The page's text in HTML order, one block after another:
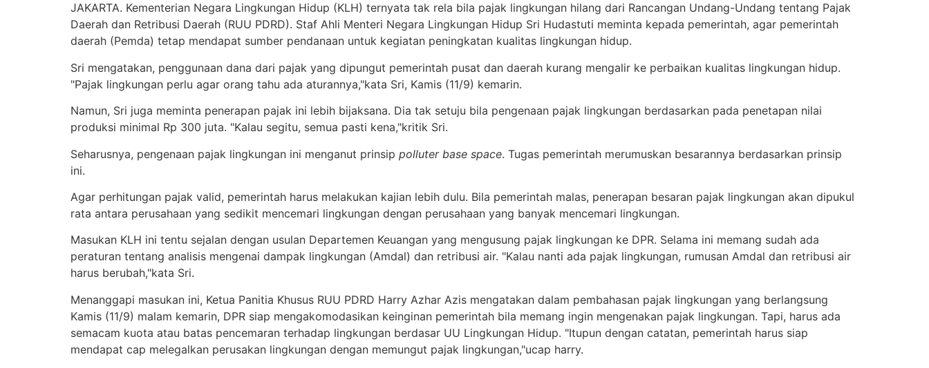
JAKARTA. Kementerian Negara Lingkungan Hidup (KLH) ternyata tak rela bila pajak lingkungan hilang dari Rancangan Undang-Undang tentang Pajak
Daerah dan Retribusi Daerah (RUU PDRD). Staf Ahli Menteri Negara Lingkungan Hidup Sri Hudastuti meminta kepada pemerintah, agar pemerintah
daerah (Pemda) tetap mendapat sumber pendanaan untuk kegiatan peningkatan kualitas lingkungan hidup.
Sri mengatakan, penggunaan dana dari pajak yang dipungut pemerintah pusat dan daerah kurang mengalir ke perbaikan kualitas lingkungan hidup.
"Pajak lingkungan perlu agar orang tahu ada aturannya,"kata Sri, Kamis (11/9) kemarin.
Namun, Sri juga meminta penerapan pajak ini lebih bijaksana. Dia tak setuju bila pengenaan pajak lingkungan berdasarkan pada penetapan nilai
produksi minimal Rp 300 juta. "Kalau segitu, semua pasti kena,"kritik Sri.
Seharusnya, pengenaan pajak lingkungan ini menganut prinsip polluter base space. Tugas pemerintah merumuskan besarannya berdasarkan prinsip
ini.
Agar perhitungan pajak valid, pemerintah harus melakukan kajian lebih dulu. Bila pemerintah malas, penerapan besaran pajak lingkungan akan dipukul
rata antara perusahaan yang sedikit mencemari lingkungan dengan perusahaan yang banyak mencemari lingkungan.
Masukan KLH ini tentu sejalan dengan usulan Departemen Keuangan yang mengusung pajak lingkungan ke DPR. Selama ini memang sudah ada
peraturan tentang analisis mengenai dampak lingkungan (Amdal) dan retribusi air. "Kalau nanti ada pajak lingkungan, rumusan Amdal dan retribusi air
harus berubah,"kata Sri.
Menanggapi masukan ini, Ketua Panitia Khusus RUU PDRD Harry Azhar Azis mengatakan dalam pembahasan pajak lingkungan yang berlangsung
Kamis (11/9) malam kemarin, DPR siap mengakomodasikan keinginan pemerintah bila memang ingin mengenakan pajak lingkungan. Tapi, harus ada
semacam kuota atau batas pencemaran terhadap lingkungan berdasar UU Lingkungan Hidup. "Itupun dengan catatan, pemerintah harus siap
mendapat cap melegalkan perusakan lingkungan dengan memungut pajak lingkungan,"ucap harry.